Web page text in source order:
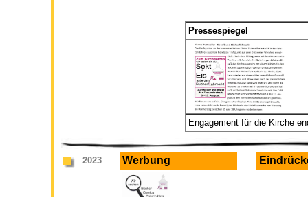
Pressespiegel
Engagement für die Kirche
2023 Werbung